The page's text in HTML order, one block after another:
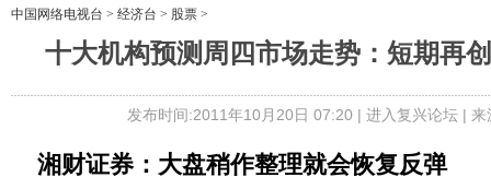
中国网络电视台 > 经济台 > 股票 >
十大机构预测周四市场走势：短期再
发布时间:2011年10月20日 07:20 | 进入复兴论坛| 来
湘财证券：大盘稍作整理就会恢复反弹